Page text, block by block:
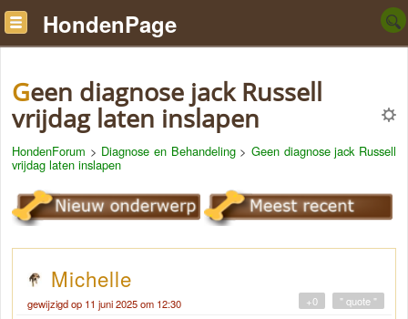
HondenPage
Geen diagnose jack Russell
vrijdag laten inslapen
HondenForum > Diagnose en Behandeling>Geen diagnose jack Russell
vrijdag laten inslapen
Michelle
gewijzigd op 11 juni 2025 om 12:30 " quote "
+0